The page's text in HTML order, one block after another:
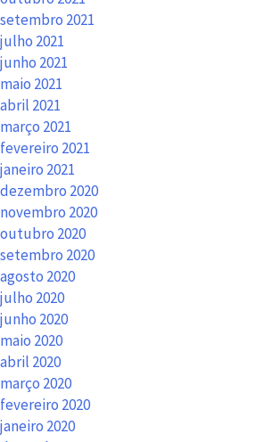
setembro 2021
julho 2021
junho 2021
maio 2021
abril 2021
março 2021
fevereiro 2021
janeiro 2021
dezembro 2020
novembro 2020
outubro 2020
setembro 2020
agosto 2020
julho 2020
junho 2020
maio 2020
abril 2020
março 2020
fevereiro 2020
janeiro 2020